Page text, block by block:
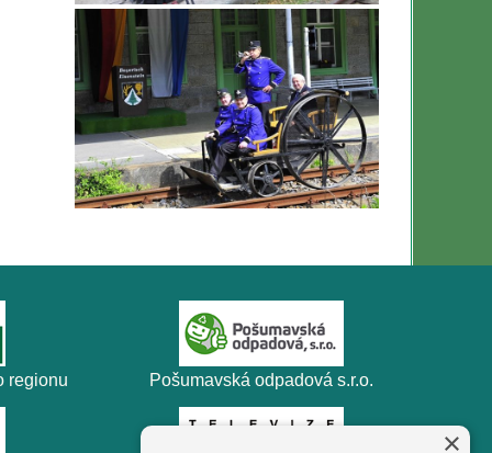
regionu Pošumavská odpadová s.r.o.
×